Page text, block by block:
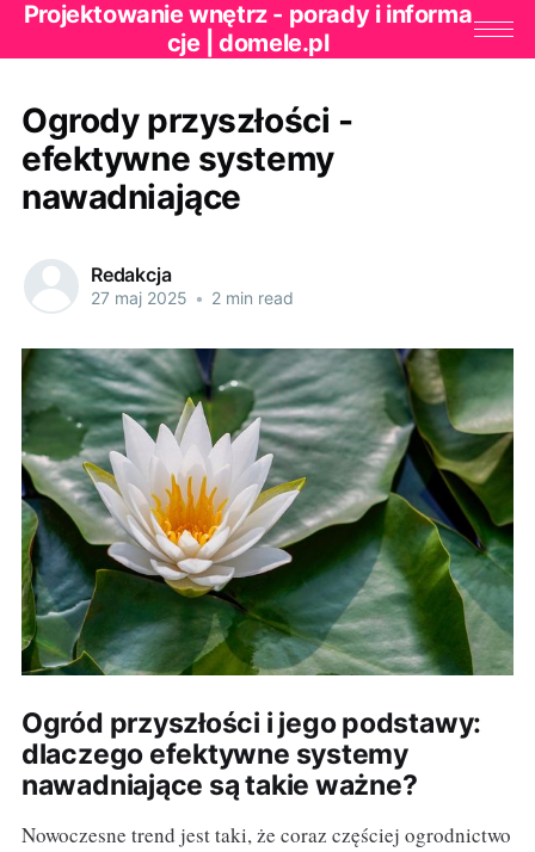
Projektowanie wnętrz - porady i informa
cje | domele.pl
Ogrody przyszłości -
efektywne systemy
nawadniające
Redakcja
27 maj 2025 • 2 min read
Ogród przyszłości i jego podstawy:
dlaczego efektywne systemy
nawadniające są takie ważne?
Nowoczesne trend jest taki, że coraz częściej ogrodnictwo